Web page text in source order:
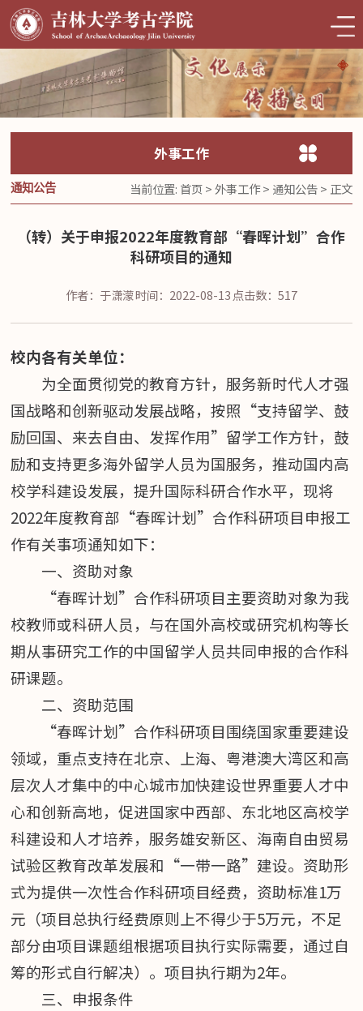
外事工作
通知公告 当前位置: 首页>外事工作> 通知公告> 正文
（转）关于申报2022年度教育部“春晖计划”合作
科研项目的通知
作者：于潇濛时间：2022-08-13点击数： 517
校内各有关单位：
为全面贯彻党的教育方针，服务新时代人才强
国战略和创新驱动发展战略，按照“支持留学、鼓
励回国、来去自由、发挥作用”留学工作方针，鼓
励和支持更多海外留学人员为国服务，推动国内高
校学科建设发展，提升国际科研合作水平，现将
2022年度教育部“春晖计划”合作科研项目申报工
作有关事项通知如下：
一、资助对象
“春晖计划”合作科研项目主要资助对象为我
校教师或科研人员，与在国外高校或研究机构等长
期从事研究工作的中国留学人员共同申报的合作科
研课题。
二、资助范围
“春晖计划”合作科研项目围绕国家重要建设
领域，重点支持在北京、上海、粤港澳大湾区和高
层次人才集中的中心城市加快建设世界重要人才中
心和创新高地，促进国家中西部、东北地区高校学
科建设和人才培养，服务雄安新区、海南自由贸易
试验区教育改革发展和“一带一路”建设。资助形
式为提供一次性合作科研项目经费，资助标准1万
元（项目总执行经费原则上不得少于5万元，不足
部分由项目课题组根据项目执行实际需要，通过自
筹的形式自行解决）。项目执行期为2年。
三、申报条件